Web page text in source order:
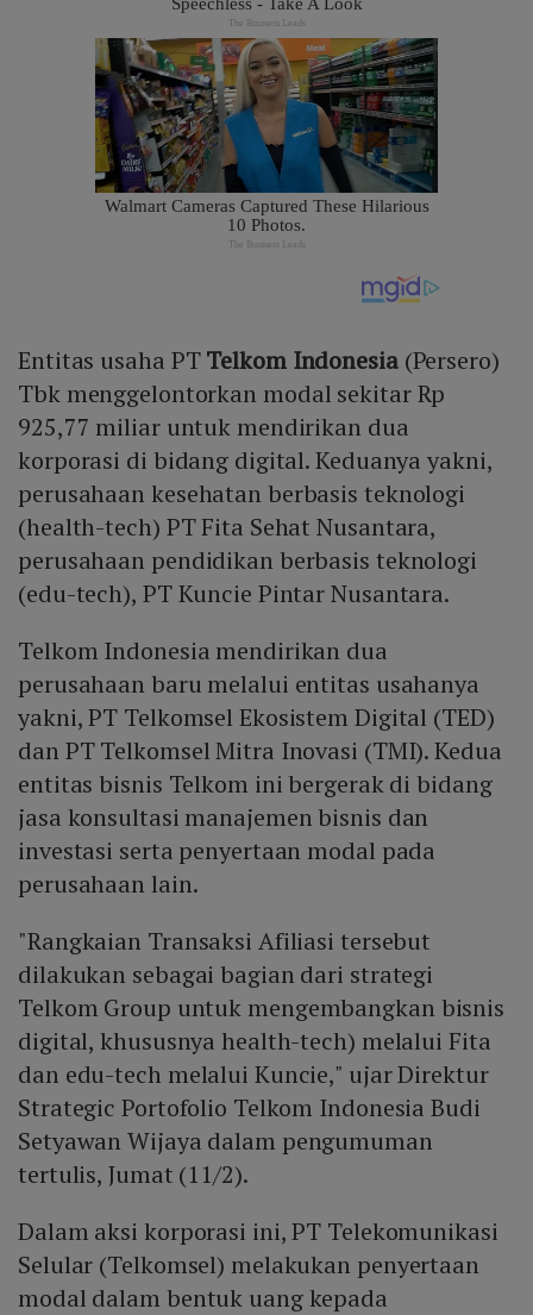
Entitas usaha PTTelkom Indonesia (Persero)
Tbk menggelontorkan modal sekitar Rp
925,77 miliar untuk mendirikan dua
korporasi di bidang digital. Keduanya yakni,
perusahaan kesehatan berbasis teknologi
(health-tech) PT Fita Sehat Nusantara,
perusahaan pendidikan berbasis teknologi
(edu-tech), PT Kuncie Pintar Nusantara.
Telkom Indonesia mendirikan dua
perusahaan baru melalui entitas usahanya
yakni, PT Telkomsel Ekosistem Digital (TED)
dan PT Telkomsel Mitra Inovasi (TMI). Kedua
entitas bisnis Telkom ini bergerak di bidang
jasa konsultasi manajemen bisnis dan
investasi serta penyertaan modal pada
perusahaan lain.
"Rangkaian Transaksi Afiliasi tersebut
dilakukan sebagai bagian dari strategi
Telkom Group untuk mengembangkan bisnis
digital, khususnya health-tech) melalui Fita
dan edu-tech melalui Kuncie," ujar Direktur
Strategic Portofolio Telkom Indonesia Budi
Setyawan Wijaya dalam pengumuman
tertulis, Jumat (11/2).
Dalam aksi korporasi ini, PT Telekomunikasi
Selular (Telkomsel) melakukan penyertaan
modal dalam bentuk uang kepada